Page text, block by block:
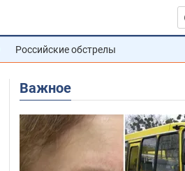
Российские обстрелы
Важное